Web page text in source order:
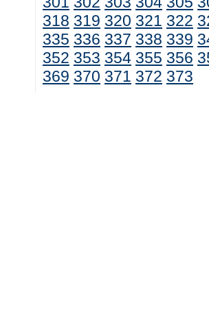
318 319 320 321 322
335 336 337 338 339
352 353 354 355 356
369 370 371 372 373